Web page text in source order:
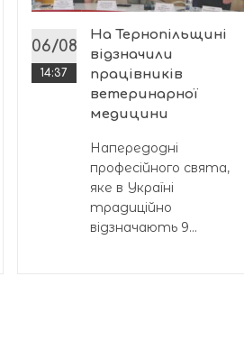
06/08
14:37
На Тернопільщині
відзначили
працівників
ветеринарної
медицини
Напередодні
професійного свята,
яке в Україні
традиційно
відзначають 9...